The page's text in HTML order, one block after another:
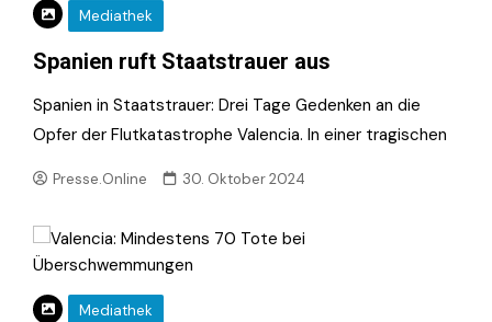
Mediathek
Spanien ruft Staatstrauer aus
Spanien in Staatstrauer: Drei Tage Gedenken an die
Opfer der Flutkatastrophe Valencia. In einer tragischen
Presse.Online 30. Oktober 2024
Mediathek